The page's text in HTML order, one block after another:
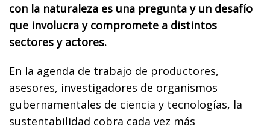
con la naturaleza es una pregunta y un desafío
que involucra y compromete a distintos
sectores y actores.
En la agenda de trabajo de productores,
asesores, investigadores de organismos
gubernamentales de ciencia y tecnologías, la
sustentabilidad cobra cada vez más